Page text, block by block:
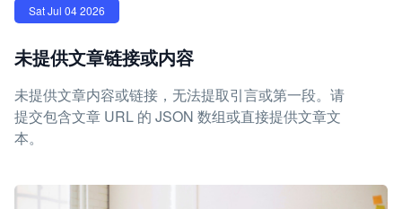
Sat Jul 04 2026
未提供文章链接或内容
未提供文章内容或链接，无法提取引言或第一段。请
提交包含文章 URL 的 JSON 数组或直接提供文章文
本。